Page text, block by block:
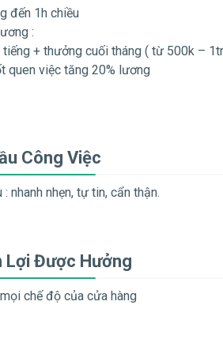
đến 1h chiều
:
+ thưởng cuối tháng ( từ 500k –
quen việc tăng 20% lương
Công Việc
: nhanh nhẹn, tự tin, cẩn thận.
Lợi Được Hưởng
chế độ của cửa hàng